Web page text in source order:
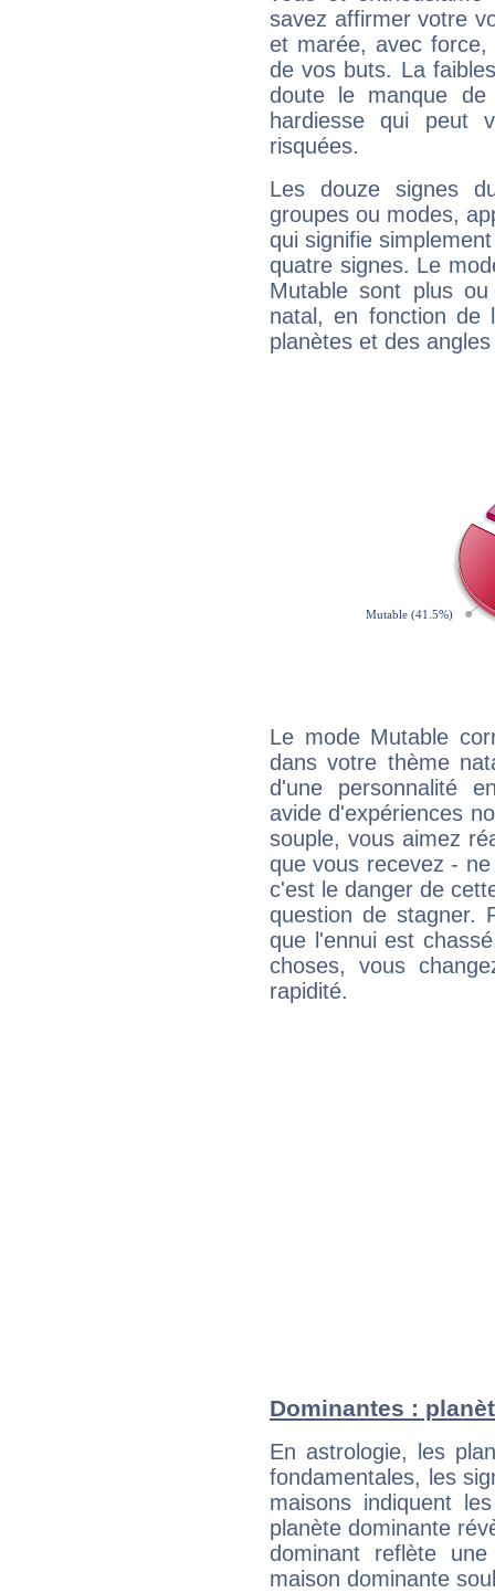
savez affirmer votre
et marée, avec
de vos buts. La
doute le manque
hardiesse qui peut
risquées.
Les douze signes
groupes ou modes,
qui signifie
quatre signes. Le
Mutable sont plus
natal, en fonction de
planètes et des
Le mode Mutable
dans votre thème
d'une personnalité
avide d'expériences
souple, vous aimez
que vous recevez -
c'est le danger de
question de stagner.
que l'ennui est
choses, vous
rapidité.
Dominantes :
En astrologie, les
fondamentales, les
maisons indiquent
planète dominante
dominant reflète
maison dominante